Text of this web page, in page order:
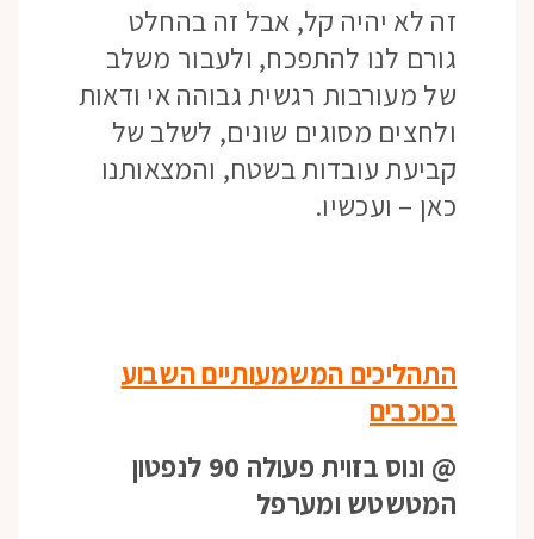
זה לא יהיה קל, אבל זה בהחלט
גורם לנו להתפכח, ולעבור משלב
של מעורבות רגשית גבוהה אי ודאות
ולחצים מסוגים שונים, לשלב של
קביעת עובדות בשטח, והמצאותנו
כאן – ועכשיו.
התהליכים המשמעותיים השבוע
בכוכבים
@ ונוס בזוית פעולה 90 לנפטון
המטשטש ומערפל